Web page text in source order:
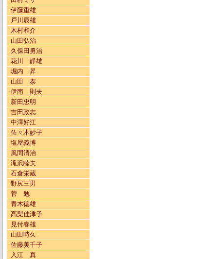
伊藤重雄
戸川辰雄
木村和介
山田弘治
久保田勇治
花川 靜雄
堀内 昇
山田 泰
伊南 則夫
新田忠明
吉田政志
中澤好江
佐々木妙子
塩屋義博
風間清治
滝沢睦夫
石倉栄蔵
野尻三男
菅 勉
青木徳雄
髙梨佳津子
見付春雄
山田時久
佐藤美千子
入江 真